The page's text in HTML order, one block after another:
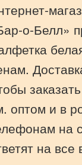
о-Белл»
оптом и в
на
на все